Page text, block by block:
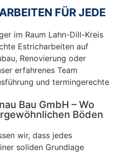
FÜR JEDE
im Raum Lahn-Dill-Kreis
Estricharbeiten auf
Renovierung oder
erfahrenes Team
und termingerechte
Bau GmbH – Wo
Böden
wir, dass jedes
soliden Grundlage